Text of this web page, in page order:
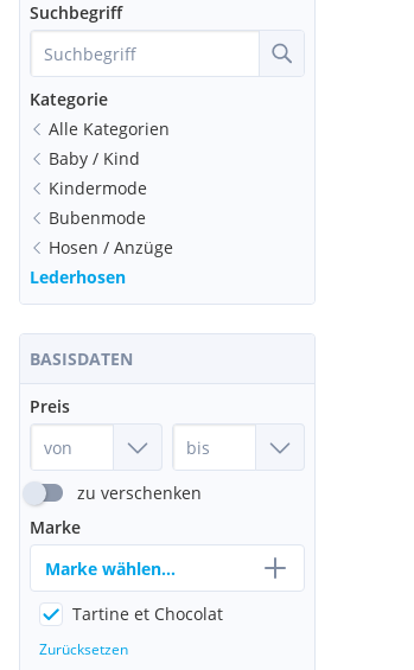
Suchbegriff
Kategorie
Alle Kategorien
Baby / Kind
Kindermode
Bubenmode
Hosen / Anzüge
Lederhosen
BASISDATEN
Preis
zu verschenken
Marke
Marke wählen...
Tartine et Chocolat
Zurücksetzen